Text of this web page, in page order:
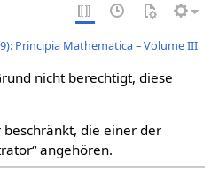
Principia Mathematica – Volume III
nicht berechtigt, diese
die einer der
angehören.